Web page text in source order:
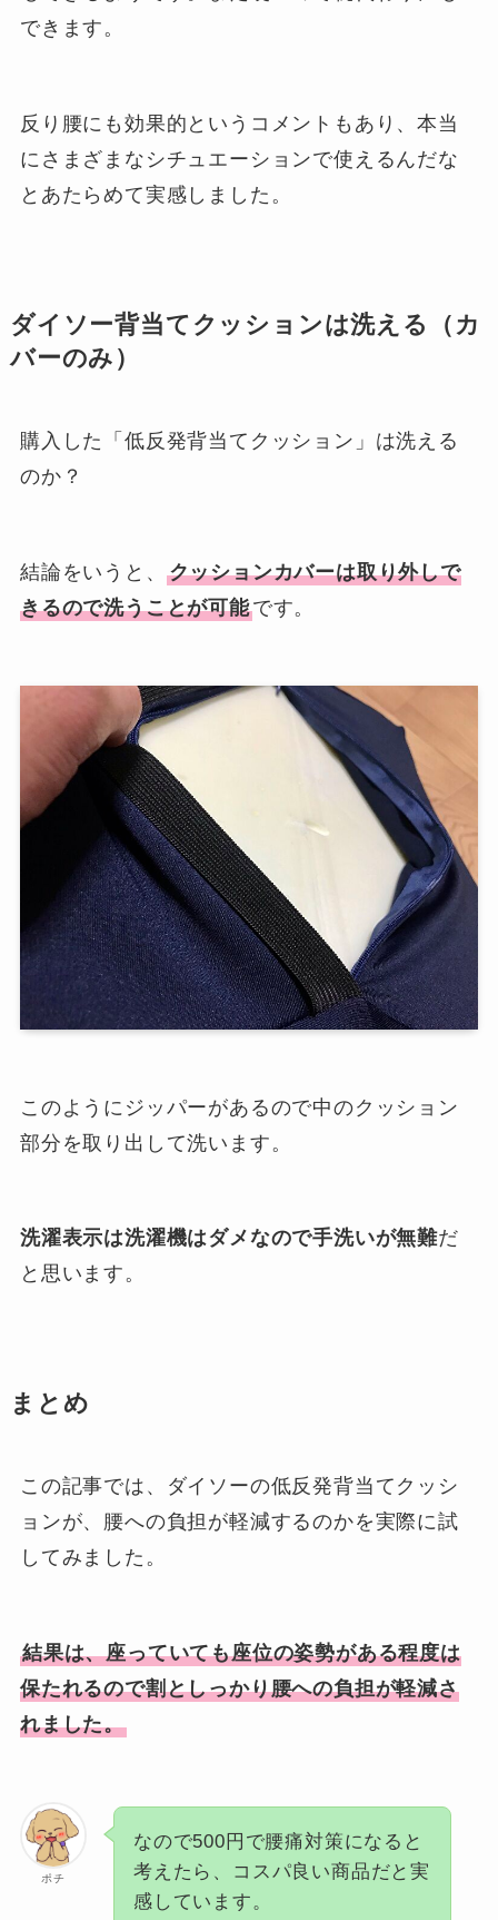
できます。
反り腰にも効果的というコメントもあり、本当
にさまざまなシチュエーションで使えるんだな
とあたらめて実感しました。
ダイソー背当てクッションは洗える（カ
バーのみ）
購入した「低反発背当てクッション」は洗える
のか？
結論をいうと、 クッションカバーは取り外しで
きるので洗うことが可能です。
このようにジッパーがあるので中のクッション
部分を取り出して洗います。
洗濯表示は洗濯機はダメなので手洗いが無難だ
と思います。
まとめ
この記事では、ダイソーの低反発背当てクッシ
ョンが、腰への負担が軽減するのかを実際に試
してみました。
結果は、座っていても座位の姿勢がある程度は
保たれるので割としっかり腰への負担が軽減さ
れました。
ポチ
なので500円で腰痛対策になると
考えたら、コスパ良い商品だと実
感しています。